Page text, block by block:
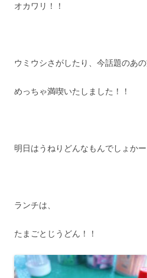
オカワリ！！
ウミウシさがしたり、今話題のあの
めっちゃ満喫いたしました！！
明日はうねりどんなもんでしょかー
ランチは、
たまごとじうどん！！